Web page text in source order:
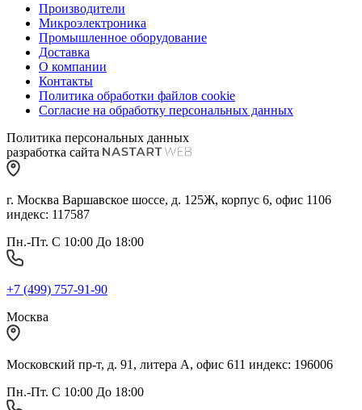
Производители
Микроэлектроника
Промышленное оборудование
Доставка
О компании
Контакты
Политика обработки файлов cookie
Согласие на обработку персональных данных
Политика персональных данных
разработка сайта
г. Москва Варшавское шоссе, д. 125Ж, корпус 6, офис 1106
индекс: 117587
Пн.-Пт. С 10:00 До 18:00
+7 (499) 757-91-90
Москва
Московский пр-т, д. 91, литера А, офис 611 индекс: 196006
Пн.-Пт. С 10:00 До 18:00